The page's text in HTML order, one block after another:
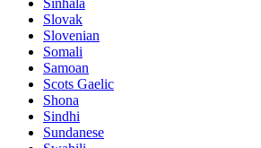
Slovak
Slovenian
Somali
Samoan
Scots Gaelic
Shona
Sindhi
Sundanese